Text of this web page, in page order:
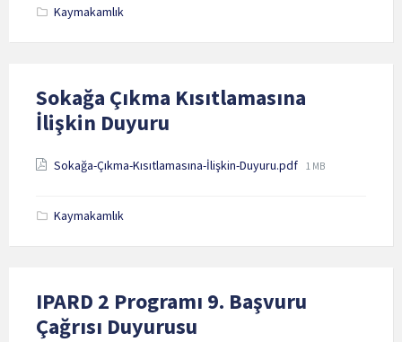
Kaymakamlık
Sokağa Çıkma Kısıtlamasına
İlişkin Duyuru
Attachments
Sokağa-Çıkma-Kısıtlamasına-İlişkin-Duyuru.pdf File
1 MB
Kaymakamlık
IPARD 2 Programı 9. Başvuru
Çağrısı Duyurusu